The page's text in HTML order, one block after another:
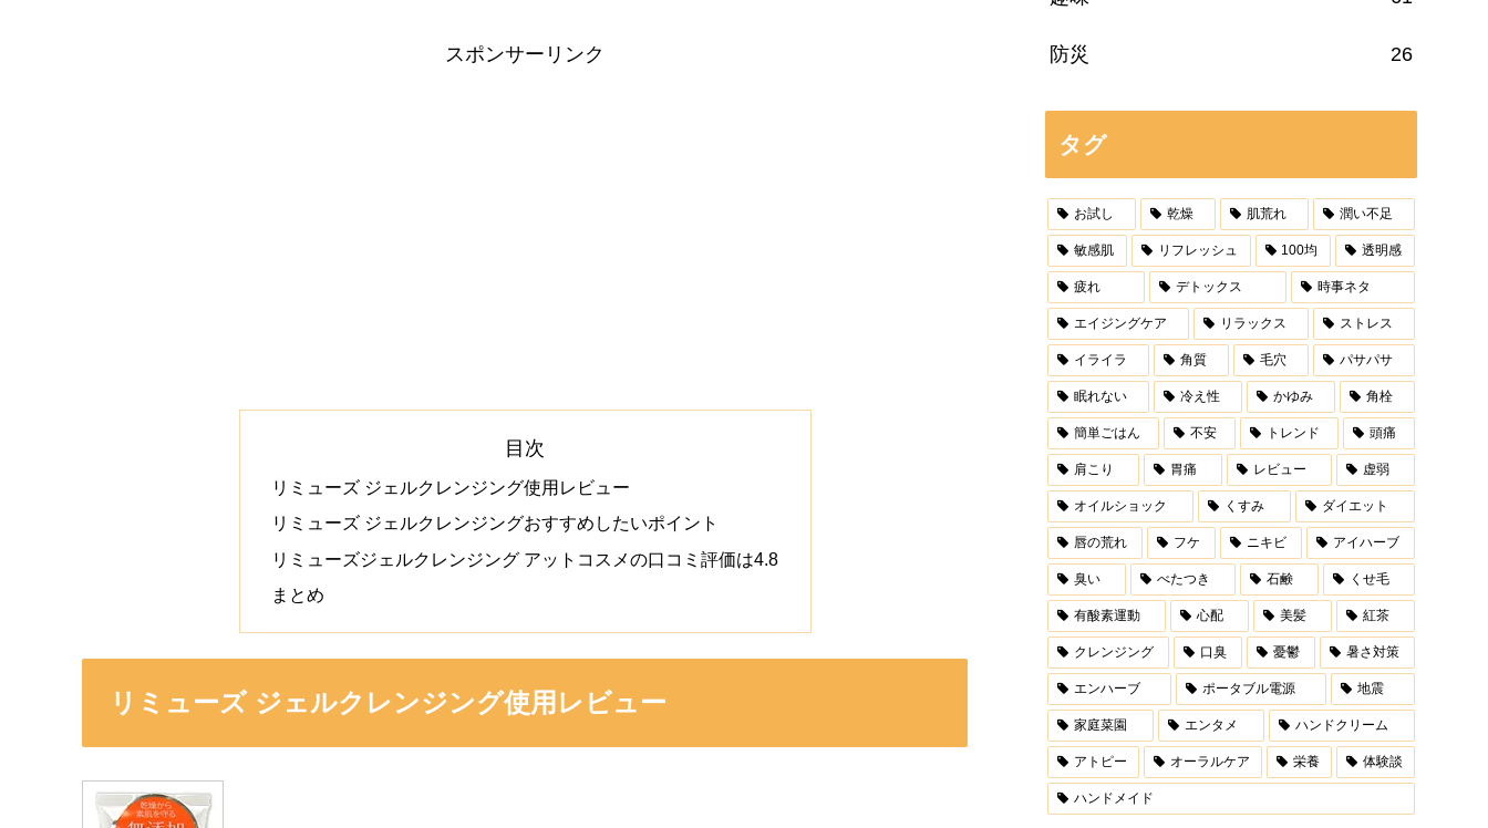
スポンサーリンク
目次
リミューズ ジェルクレンジング使用レビュー
リミューズ ジェルクレンジングおすすめしたいポイント
リミューズジェルクレンジング アットコスメの口コミ評価は4.8
まとめ
リミューズ ジェルクレンジング使用レビュー
防災 26
タグ
お試し 乾燥 肌荒れ 潤い不足
敏感肌 リフレッシュ 100均 透明感
疲れ デトックス 時事ネタ
エイジングケア リラックス ストレス
イライラ 角質 毛穴 パサパサ
眠れない 冷え性 かゆみ 角栓
簡単ごはん 不安 トレンド 頭痛
肩こり 胃痛 レビュー 虚弱
オイルショック くすみ ダイエット
唇の荒れ フケ ニキビ アイハーブ
臭い べたつき 石鹸 くせ毛
有酸素運動 心配 美髪 紅茶
クレンジング 口臭 憂鬱 暑さ対策
エンハーブ ポータブル電源 地震
家庭菜園 エンタメ ハンドクリーム
アトピー オーラルケア 栄養 体験談
ハンドメイド